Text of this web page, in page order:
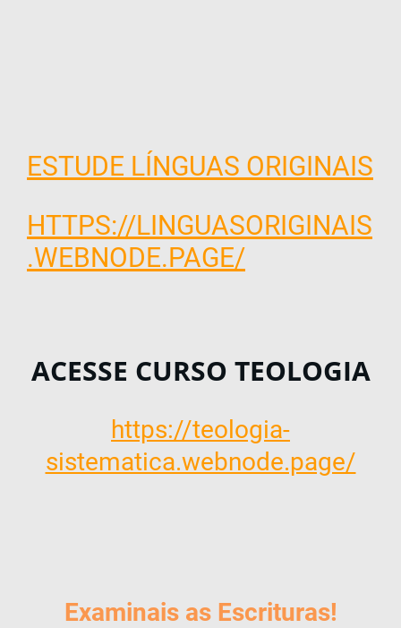
ESTUDE LÍNGUAS ORIGINAIS
HTTPS://LINGUASORIGINAIS
.WEBNODE.PAGE/
ACESSE CURSO TEOLOGIA
https://teologia-
sistematica.webnode.page/
Examinais as Escrituras!